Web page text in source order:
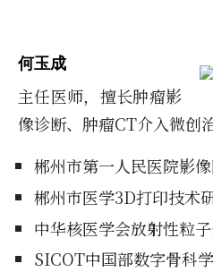
何玉成
主任医师，擅长肿瘤影
像诊断、肿瘤CT介入微创治
郴州市第一人民医院影
郴州市医学3D打印技术
中华核医学会放射性粒
SICOT中国部数字骨科